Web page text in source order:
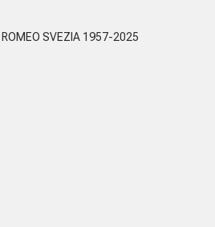
SVEZIA 1957-2025